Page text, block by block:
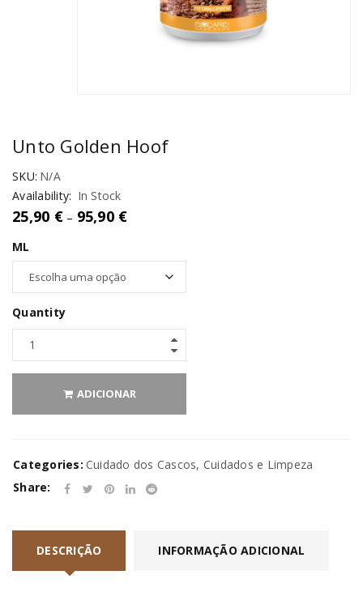
Unto Golden Hoof
SKU: N/A
Availability: In Stock
25,90 € – 95,90 €
ML
Quantity
ADICIONAR
Categories: Cuidado dos Cascos, Cuidados e Limpeza
Share:
DESCRIÇÃO INFORMAÇÃO ADICIONAL